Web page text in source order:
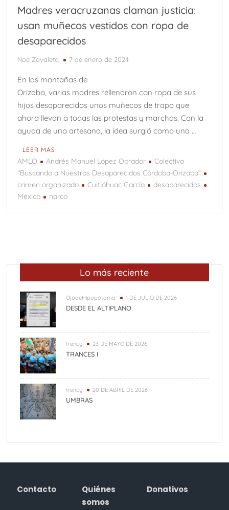
Madres veracruzanas claman justicia:
usan muñecos vestidos con ropa de
desaparecidos
Noe Zavaleta 7 de enero de 2024
En las montañas de
Orizaba, varias madres rellenaron con ropa de sus
hijos desaparecidos unos muñecos de trapo que
ahora llevan a todas las protestas y marchas. Con la
ayuda de una artesana, la idea surgió como una …
LEER MÁS
AMLO Andrés Manuel López Obrador
Colectivo
“Buscando a Nuestros Desaparecidos Córdoba-Orizaba”
crimen organizado
Cuitláhuac García
desaparecidos
México
narco
Lo más reciente
OjodeHipopótamo 1 DE JULIO DE 2026
DESDE EL ALTIPLANO
frency 23 DE MAYO DE 2026
TRANCES I
frency 20 DE ABRIL DE 2026
UMBRAS
Contacto
Quiénes
somos
Donativos